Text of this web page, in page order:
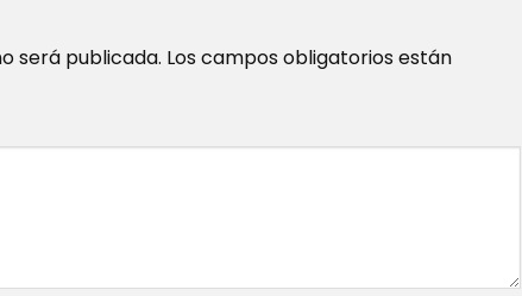
será publicada. Los campos obligatorios están